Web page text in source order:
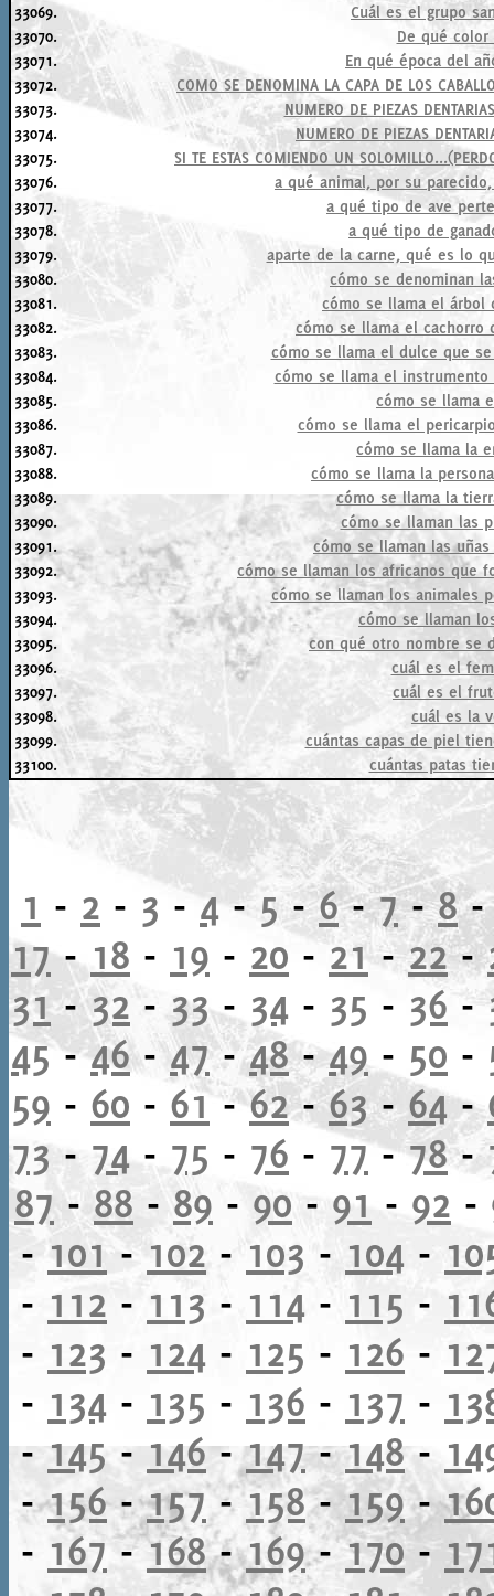
33069.
Cuál es el grupo
33070.
De qué
33071.
En qué época del
33072.
COMO SE DENOMINA LA CAPA DE LOS
33073.
NUMERO DE PIEZAS
33074.
NUMERO DE PIEZAS
33075.
SI TE ESTAS COMIENDO UN
33076.
a qué animal, por su
33077.
a qué tipo de ave
33078.
a qué tipo de
33079.
aparte de la carne, qué es lo
33080.
cómo se denominan
33081.
cómo se llama el árbol
33082.
cómo se llama el cachorro
33083.
cómo se llama el dulce que
33084.
cómo se llama el
33085.
cómo se llama
33086.
cómo se llama el
33087.
cómo se llama la
33088.
cómo se llama la
33089.
cómo se llama la
33090.
cómo se llaman las
33091.
cómo se llaman las
33092.
cómo se llaman los africanos que
33093.
cómo se llaman los animales
33094.
cómo se llaman
33095.
con qué otro nombre se
33096.
cuál es el
33097.
cuál es el
33098.
cuál es la
33099.
cuántas capas de piel
33100.
cuántas patas
1 - 2 - 3 -4- 5 -6-7-8
17- 18 - 19 - 20 -21-22-
31-32-33- 34 - 35 - 36 -
45-46-47-48-49 - 50 -
59 - 60 - 61-62-63- 64-
73- 74 - 75 - 76 - 77-78-
87- 88 -89 - 90 - 91 - 92 -
-101 -102 - 103 - 104 -
- 112 - 113 - 114 - 115 -
- 123 - 124 - 125 - 126 -
- 134 - 135 - 136 - 137 -
-145-146-147-148-
-156-157-158-159-
- 167-168-169-170-